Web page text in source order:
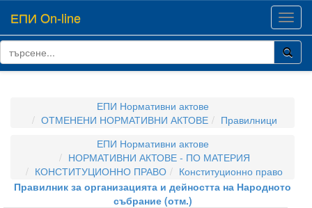
ЕПИ On-line
ЕПИ Нормативни актове
ОТМЕНЕНИ НОРМАТИВНИ АКТОВЕ
Правилници
ЕПИ Нормативни актове
НОРМАТИВНИ АКТОВЕ - ПО МАТЕРИЯ
КОНСТИТУЦИОННО ПРАВО
Конституционно право
Правилник за организацията и дейността на Народното
събрание (отм.)